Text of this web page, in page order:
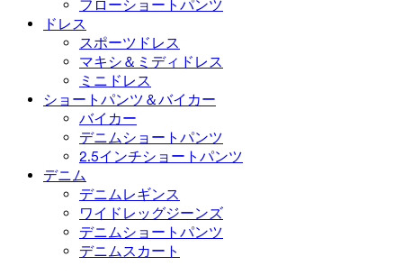
フローショートパンツ
ドレス
スポーツドレス
マキシ＆ミディドレス
ミニドレス
ショートパンツ＆バイカー
バイカー
デニムショートパンツ
2.5インチショートパンツ
デニム
デニムレギンス
ワイドレッグジーンズ
デニムショートパンツ
デニムスカート